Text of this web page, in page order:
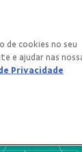
de cookies no seu
e ajudar nas
Privacidade